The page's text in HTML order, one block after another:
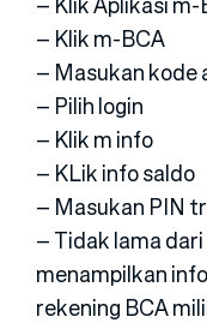
– Klik m-BCA
– Masukan kode
– Pilih login
– Klik m info
– KLik info saldo
– Masukan PIN
– Tidak lama
menampilkan
rekening BCA